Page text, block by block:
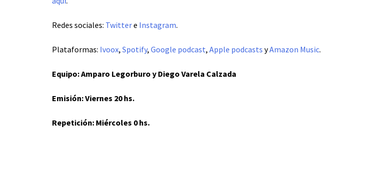
Redes sociales: Twittere Instagram.
Plataformas: Ivoox, Spotify, Google podcast, Apple podcasts yAmazon Music.
Equipo: Amparo Legorburo y Diego Varela Calzada
Emisión: Viernes 20 hs.
Repetición: Miércoles 0 hs.